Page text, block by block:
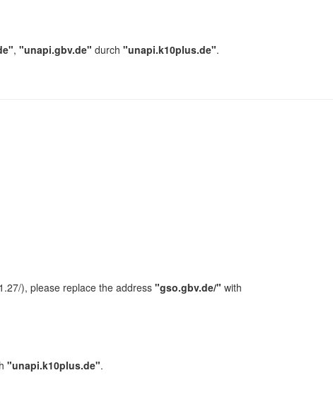
, "unapi.gbv.de" durch "unapi.k10plus.de".
), please replace the address "gso.gbv.de/" with
"unapi.k10plus.de".